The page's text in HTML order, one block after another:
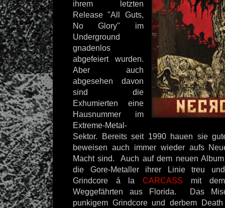
ihrem letzten
Release "All Guts,
No Glory" im
Underground
gnadenlos
abgefeiert wurden.
Aber auch
abgesehen davon
sind die
Exhumierten eine
Hausnummer im
Extreme-Metal-
Sektor. Bereits seit 1990 hauen sie
beweisen auch immer wieder aufs
Macht sind. Auch auf dem neuen
die Gore-Metaller ihrer Linie treu
Grindcore á laCARCASS mit
Weggefährten aus Florida. Das
punkigem Grindcore und derbem